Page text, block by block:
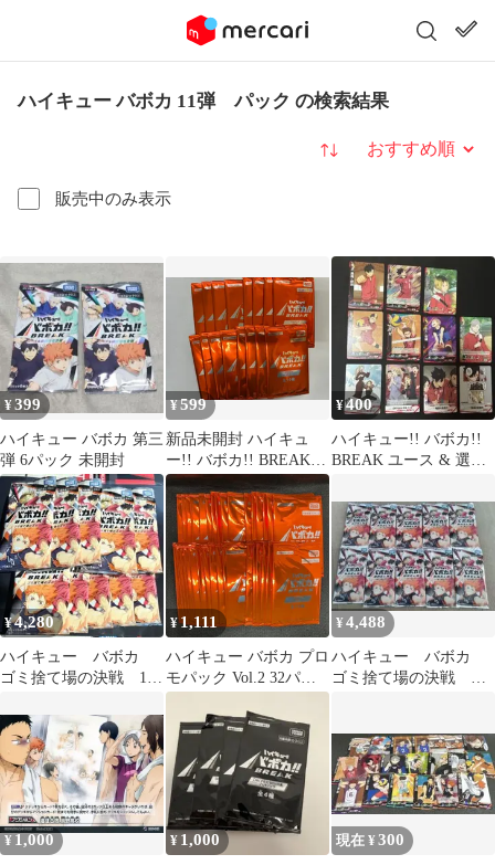
ハイキュー バボカ 11弾 パック の検索結果
販売中のみ表示
並び替え
¥399
ハイキュー バボカ 第三
弾 6パック 未開封
¥599
新品未開封 ハイキュ
ー!! バボカ!! BREAK
プロモパック vol.2 16
パック ⑩
¥400
ハイキュー!! バボカ!!
BREAK ユース & 選抜
¥4,280
ハイキュー バボカ
ゴミ捨て場の決戦 10
¥1,111
ハイキュー バボカ プロ
モパック Vol.2 32パッ
ク
¥4,488
ハイキュー バボカ
ゴミ捨て場の決戦 未
¥ 1,000 ¥ 1,000 現在 ¥300